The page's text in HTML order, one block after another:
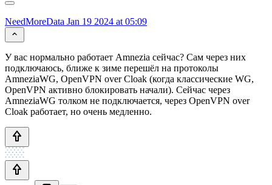
NeedMoreData Jan 19 2024 at 05:09
У вас нормально работает Amnezia сейчас? Сам через них
подключаюсь, ближе к зиме перешёл на протоколы
AmneziaWG, OpenVPN over Cloak (когда классические WG,
OpenVPN активно блокировать начали). Сейчас через
AmneziaWG толком не подключается, через OpenVPN over
Cloak работает, но очень медленно.